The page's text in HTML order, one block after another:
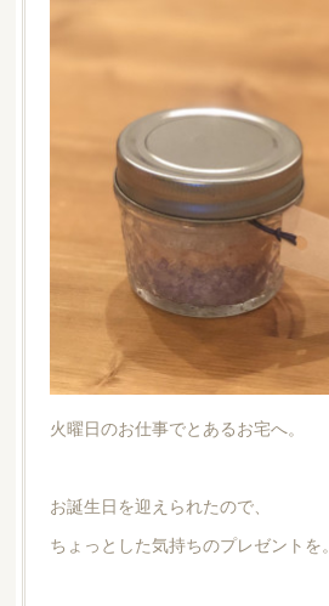
火曜日のお仕事でとあるお宅へ。
お誕生日を迎えられたので、
ちょっとした気持ちのプレゼントを。